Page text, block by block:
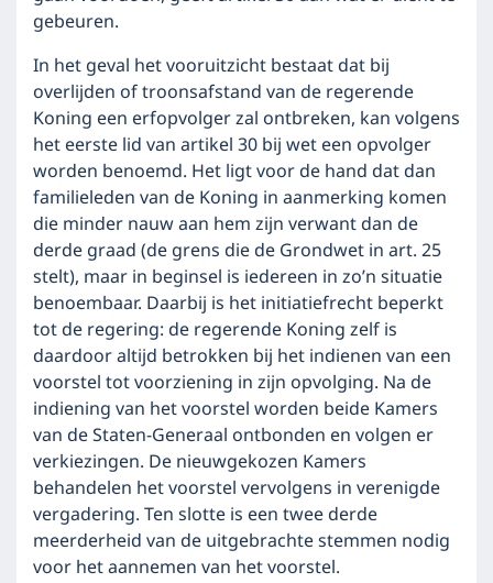
gebeuren.
In het geval het vooruitzicht bestaat dat bij
overlijden of troonsafstand van de regerende
Koning een erfopvolger zal ontbreken, kan volgens
het eerste lid van artikel 30 bij wet een opvolger
worden benoemd. Het ligt voor de hand dat dan
familieleden van de Koning in aanmerking komen
die minder nauw aan hem zijn verwant dan de
derde graad (de grens die de Grondwet in art. 25
stelt), maar in beginsel is iedereen in zo’n situatie
benoembaar. Daarbij is het initiatiefrecht beperkt
tot de regering: de regerende Koning zelf is
daardoor altijd betrokken bij het indienen van een
voorstel tot voorziening in zijn opvolging. Na de
indiening van het voorstel worden beide Kamers
van de Staten-Generaal ontbonden en volgen er
verkiezingen. De nieuwgekozen Kamers
behandelen het voorstel vervolgens in verenigde
vergadering. Ten slotte is een twee derde
meerderheid van de uitgebrachte stemmen nodig
voor het aannemen van het voorstel.